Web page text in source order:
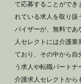
て応募することができ
れている求人を取り扱
バイザーが、無料であ
人セレクトには介護
ており、その中から自
う求人や転職パートナ
介護求人セレクトから